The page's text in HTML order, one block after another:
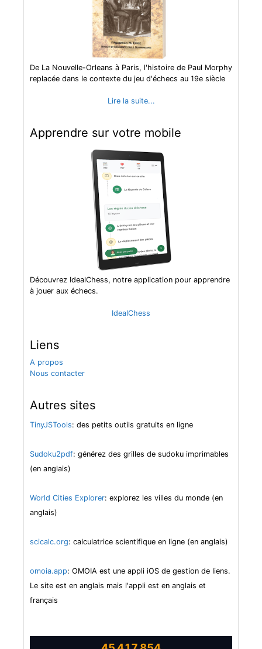
De La Nouvelle-Orleans à Paris, l'histoire de Paul Morphy
replacée dans le contexte du jeu d'échecs au 19e siècle
Lire la suite...
Apprendre sur votre mobile
Découvrez IdealChess, notre application pour apprendre
à jouer aux échecs.
IdealChess
Liens
A propos
Nous contacter
Autres sites
TinyJSTools: des petits outils gratuits en ligne
Sudoku2pdf: générez des grilles de sudoku imprimables
(en anglais)
World Cities Explorer: explorez les villes du monde (en
anglais)
scicalc.org: calculatrice scientifique en ligne (en anglais)
omoia.app: OMOIA est une appli iOS de gestion de liens.
Le site est en anglais mais l'appli est en anglais et
français